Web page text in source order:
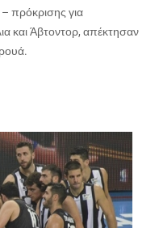
– πρόκρισης για
και Άβτοντορ, απέκτησαν